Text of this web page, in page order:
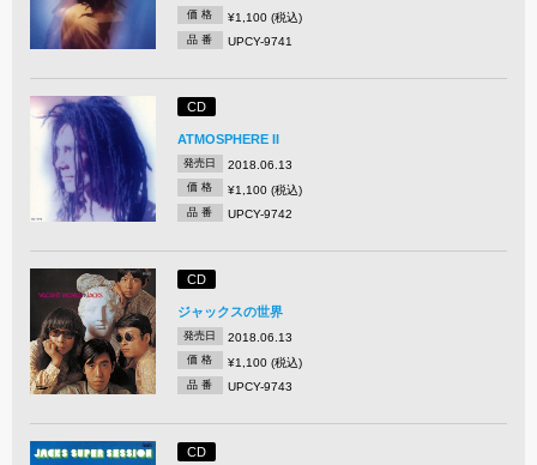
価 格 ¥1,100 (税込)
品 番 UPCY-9741
CD
ATMOSPHERE II
発売日 2018.06.13
価 格 ¥1,100 (税込)
品 番 UPCY-9742
CD
ジャックスの世界
発売日 2018.06.13
価 格 ¥1,100 (税込)
品 番 UPCY-9743
CD